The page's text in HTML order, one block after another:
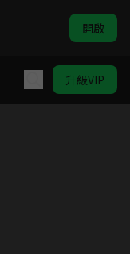
開啟
升級VIP